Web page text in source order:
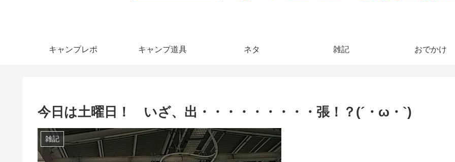
キャンプレポ キャンプ道具 ネタ 雑記 おでかけ
今日は土曜日！ いざ、出・・・・・・・・・張！？(´・ω・`)
雑記